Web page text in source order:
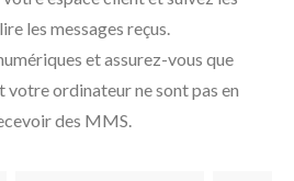
les messages reçus.
et assurez-vous que
votre ordinateur ne sont pas en
des MMS.